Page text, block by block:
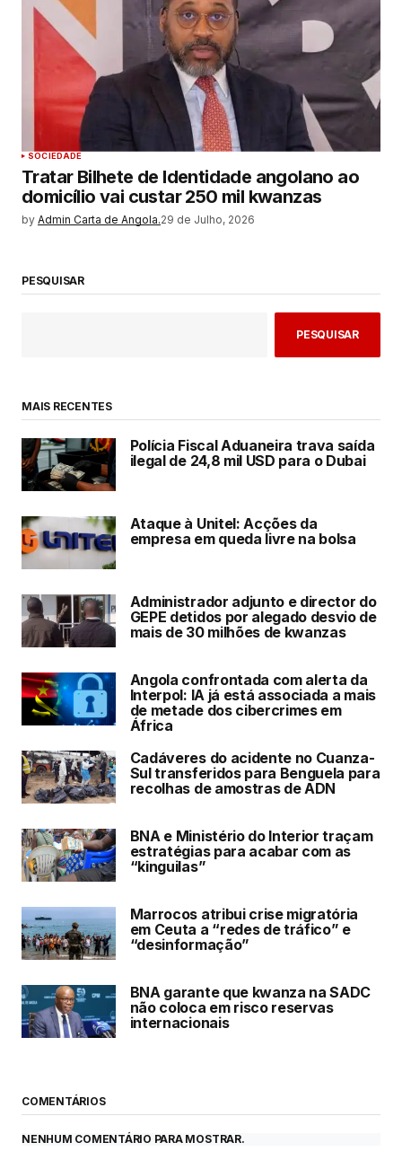
SOCIEDADE
Tratar Bilhete de Identidade angolano ao
domicílio vai custar 250 mil kwanzas
by Admin Carta de Angola.29 de Julho, 2026
PESQUISAR
PESQUISAR
MAIS RECENTES
Polícia Fiscal Aduaneira trava saída
ilegal de 24,8 mil USD para o Dubai
Ataque à Unitel: Acções da
empresa em queda livre na bolsa
Administrador adjunto e director do
GEPE detidos por alegado desvio de
mais de 30 milhões de kwanzas
Angola confrontada com alerta da
Interpol: IA já está associada a mais
de metade dos cibercrimes em
África
Cadáveres do acidente no Cuanza-
Sul transferidos para Benguela para
recolhas de amostras de ADN
BNA e Ministério do Interior traçam
estratégias para acabar com as
“kinguilas”
Marrocos atribui crise migratória
em Ceuta a “redes de tráfico” e
“desinformação”
BNA garante que kwanza na SADC
não coloca em risco reservas
internacionais
COMENTÁRIOS
NENHUM COMENTÁRIO PARA MOSTRAR.